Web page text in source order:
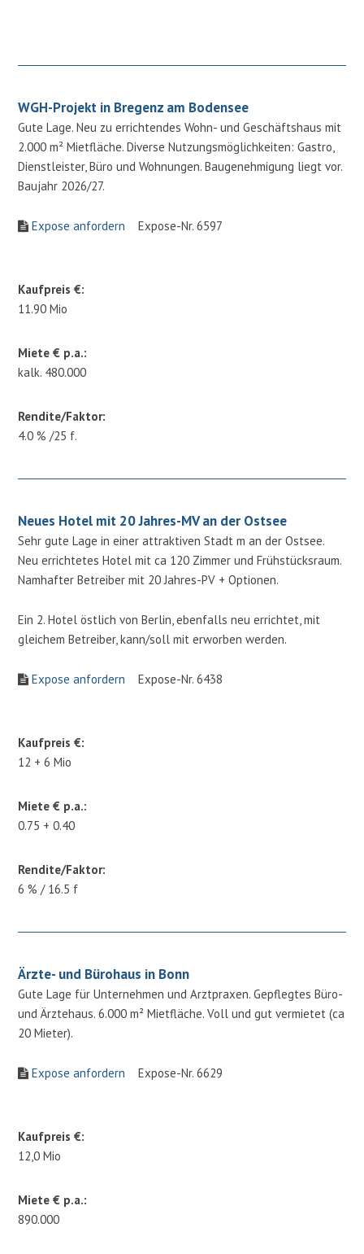
WGH-Projekt in Bregenz am Bodensee
Gute Lage. Neu zu errichtendes Wohn- und Geschäftshaus mit
2.000 m² Mietfläche. Diverse Nutzungsmöglichkeiten: Gastro,
Dienstleister, Büro und Wohnungen. Baugenehmigung liegt vor.
Baujahr 2026/27.
Expose anfordern Expose-Nr. 6597
Kaufpreis €:
11.90 Mio
Miete € p.a.:
kalk. 480.000
Rendite/Faktor:
4.0 % /25 f.
Neues Hotel mit 20 Jahres-MV an der Ostsee
Sehr gute Lage in einer attraktiven Stadt m an der Ostsee.
Neu errichtetes Hotel mit ca 120 Zimmer und Frühstücksraum.
Namhafter Betreiber mit 20 Jahres-PV + Optionen.
Ein 2. Hotel östlich von Berlin, ebenfalls neu errichtet, mit
gleichem Betreiber, kann/soll mit erworben werden.
Expose anfordern Expose-Nr. 6438
Kaufpreis €:
12 + 6 Mio
Miete € p.a.:
0.75 + 0.40
Rendite/Faktor:
6 % / 16.5 f
Ärzte- und Bürohaus in Bonn
Gute Lage für Unternehmen und Arztpraxen. Gepflegtes Büro-
und Ärztehaus. 6.000 m² Mietfläche. Voll und gut vermietet (ca
20 Mieter).
Expose anfordern Expose-Nr. 6629
Kaufpreis €:
12,0 Mio
Miete € p.a.:
890.000